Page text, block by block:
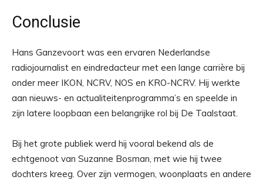
Conclusie
Hans Ganzevoort was een ervaren Nederlandse
radiojournalist en eindredacteur met een lange carrière bij
onder meer IKON, NCRV, NOS en KRO-NCRV. Hij werkte
aan nieuws- en actualiteitenprogramma’s en speelde in
zijn latere loopbaan een belangrijke rol bij De Taalstaat.
Bij het grote publiek werd hij vooral bekend als de
echtgenoot van Suzanne Bosman, met wie hij twee
dochters kreeg. Over zijn vermogen, woonplaats en andere